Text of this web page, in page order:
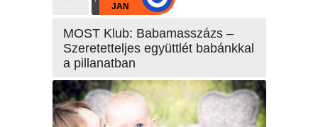
JAN
MOST Klub: Babamasszázs –
Szeretetteljes együttlét babánkkal
a pillanatban